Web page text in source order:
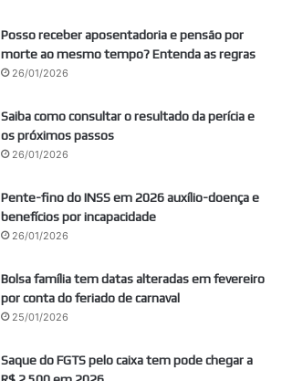
Posso receber aposentadoria e pensão por
morte ao mesmo tempo? Entenda as regras
26/01/2026
Saiba como consultar o resultado da perícia e
os próximos passos
26/01/2026
Pente-fino do INSS em 2026 auxílio-doença e
benefícios por incapacidade
26/01/2026
Bolsa família tem datas alteradas em fevereiro
por conta do feriado de carnaval
25/01/2026
Saque do FGTS pelo caixa tem pode chegar a